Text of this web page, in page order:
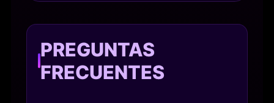
PREGUNTAS
FRECUENTES